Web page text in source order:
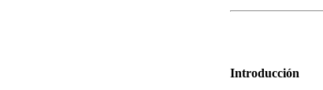
Introducción